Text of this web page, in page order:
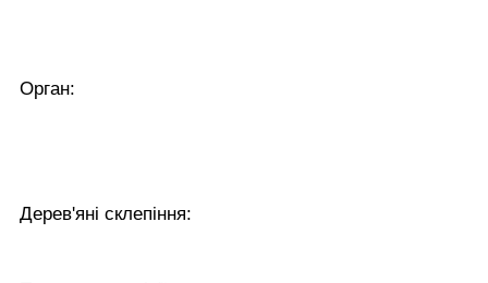
Орган:
Дерев'яні склепіння: